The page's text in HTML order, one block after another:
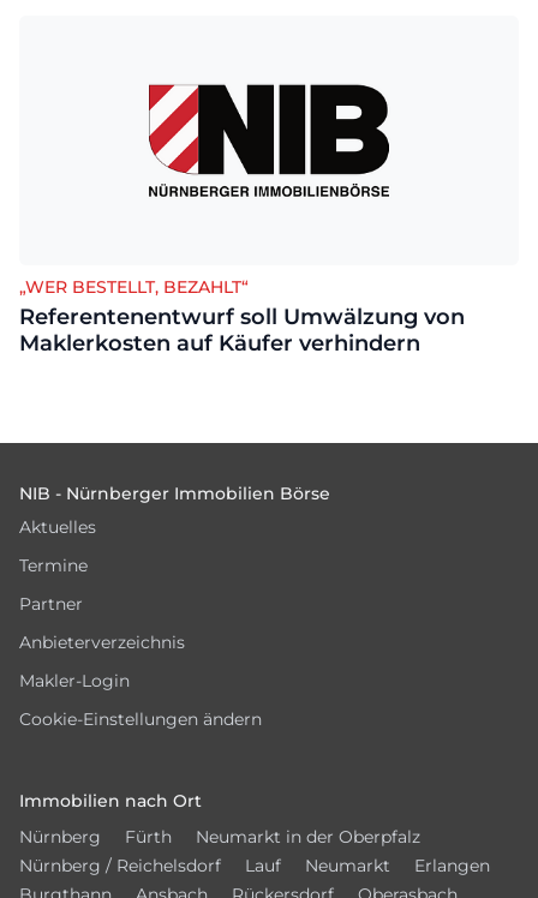
„WER BESTELLT, BEZAHLT“
Referentenentwurf soll Umwälzung von
Maklerkosten auf Käufer verhindern
NIB - Nürnberger Immobilien Börse
Aktuelles
Termine
Partner
Anbieterverzeichnis
Makler-Login
Cookie-Einstellungen ändern
Immobilien nach Ort
Nürnberg
Fürth
Neumarkt in der Oberpfalz
Nürnberg / Reichelsdorf
Lauf Neumarkt
Erlangen